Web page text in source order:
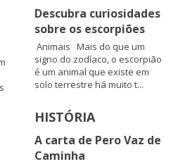
Descubra curiosidades
sobre os escorpiões
Animais Mais do que um
signo do zodíaco, o escorpião
é um animal que existe em
solo terrestre há muito t...
HISTÓRIA
A carta de Pero Vaz de
Caminha